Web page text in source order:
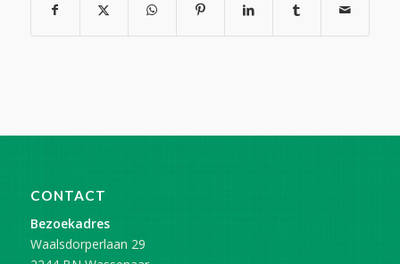
CONTACT
Bezoekadres
Waalsdorperlaan 29